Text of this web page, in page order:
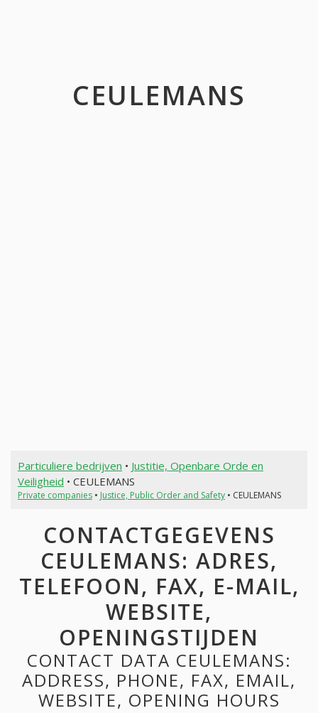
CEULEMANS
Particuliere bedrijven • Justitie, Openbare Orde en
Veiligheid • CEULEMANS
Private companies• Justice, Public Order and Safety• CEULEMANS
CONTACTGEGEVENS
CEULEMANS: ADRES,
TELEFOON, FAX, E-MAIL,
WEBSITE,
OPENINGSTIJDEN
CONTACT DATA CEULEMANS:
ADDRESS, PHONE, FAX, EMAIL,
WEBSITE, OPENING HOURS